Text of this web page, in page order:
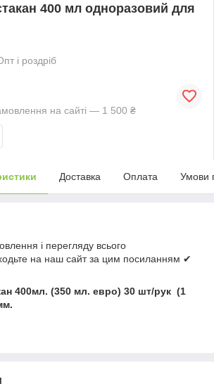
400 мл одноразовий для
і роздріб
на сайті — 1 500 ₴
Доставка Оплата Умови
і перегляду всього
на наш сайт за цим посиланням ✔
400мл. (350 мл. евро) 30 шт/рук (1